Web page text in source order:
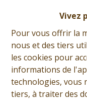
Vivez
Pour vous offrir la
nous et des tiers
les cookies pour
informations de
technologies, vous
tiers, à traiter des
À partir de €
2 1 84